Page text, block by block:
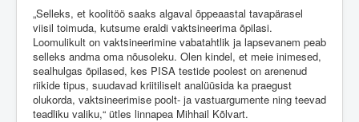
„Selleks, et koolitöö saaks algaval õppeaastal tavapärasel
viisil toimuda, kutsume eraldi vaktsineerima õpilasi.
Loomulikult on vaktsineerimine vabatahtlik ja lapsevanem peab
selleks andma oma nõusoleku. Olen kindel, et meie inimesed,
sealhulgas õpilased, kes PISA testide poolest on arenenud
riikide tipus, suudavad kriitiliselt analüüsida ka praegust
olukorda, vaktsineerimise poolt- ja vastuargumente ning teevad
teadliku valiku,“ ütles linnapea Mihhail Kõlvart.